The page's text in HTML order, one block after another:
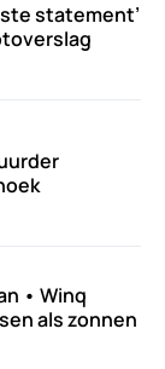
statement’
• Winq
als zonnen